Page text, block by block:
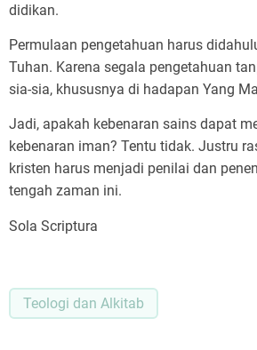
didikan.
Permulaan pengetahuan harus
Tuhan. Karena segala pengetahuan
sia-sia, khususnya di hadapan Yang
Jadi, apakah kebenaran sains dapat
kebenaran iman? Tentu tidak. Justru
kristen harus menjadi penilai dan
tengah zaman ini.
Sola Scriptura
Teologi dan Alkitab